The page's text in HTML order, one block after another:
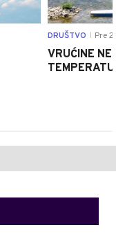
DRUŠTVO Pre
VRUĆINE